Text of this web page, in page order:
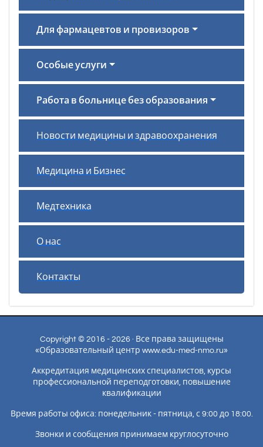
Для фармацевтов и провизоров
Особые услуги
Работа в больнице без образования
Новости медицины и здравоохранения
Медицина и Бизнес
Медтехника
О нас
Контакты
Copyright © 2016 - 2026 · Все права защищены
«Образовательный центр www.edu-med-nmo.ru»
Аккредитация медицинских специалистов, курсы
профессиональной переподготовки, повышение
квалификации
Время работы офиса: понедельник - пятница, с 9:00 до 18:00.
Звонки и сообщения принимаем круглосуточно